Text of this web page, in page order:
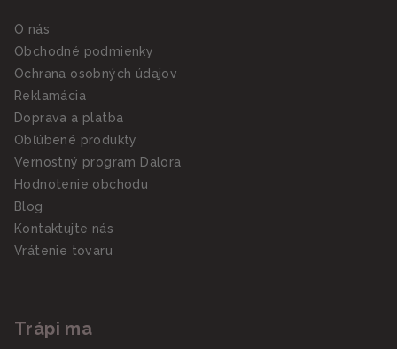
O nás
Obchodné podmienky
Ochrana osobných údajov
Reklamácia
Doprava a platba
Obľúbené produkty
Vernostný program Dalora
Hodnotenie obchodu
Blog
Kontaktujte nás
Vrátenie tovaru
Trápi ma